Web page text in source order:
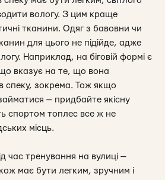
вологу. З цим краще
тканини. Одяг з бавовни чи
для цього не підійде, адже
Наприклад, на біговій формі є
вказує на те, що вона
спеку, зокрема. Тож якщо
— придбайте якісну
спортом топлес все ж не
місць.
час тренування на вулиці —
має бути легким, зручним і